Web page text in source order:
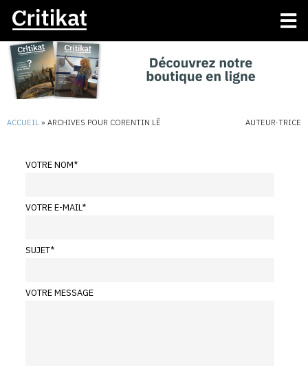
ACCUEIL » ARCHIVES POUR CORENTIN LÊ AUTEUR·TRICE
VOTRE NOM*
VOTRE E-MAIL*
SUJET*
VOTRE MESSAGE